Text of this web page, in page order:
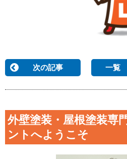
次の記事 一覧
外壁塗装・屋根塗装専
ントへようこそ